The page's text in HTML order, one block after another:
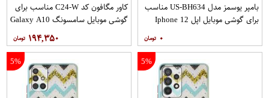
بامپر یوسمز مدل US-BH634 مناسب
برای گوشی موبایل اپل Iphone 12
۰
کاور مگافون کد C24-W مناسب برای
گوشی موبایل سامسونگ Galaxy A10
۱۹۴,۳۵۰
5%
5%